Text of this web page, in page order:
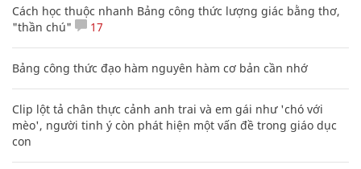
Cách học thuộc nhanh Bảng công thức lượng giác bằng thơ,
"thần chú"
17
Bảng công thức đạo hàm nguyên hàm cơ bản cần nhớ
Clip lột tả chân thực cảnh anh trai và em gái như 'chó với
mèo', người tinh ý còn phát hiện một vấn đề trong giáo dục
con